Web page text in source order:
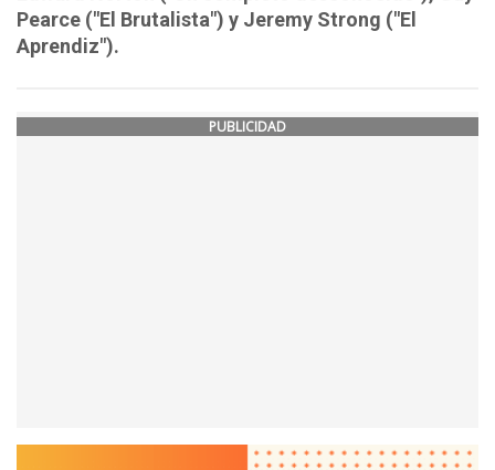
Pearce ("El Brutalista") y Jeremy Strong ("El
Aprendiz").
PUBLICIDAD